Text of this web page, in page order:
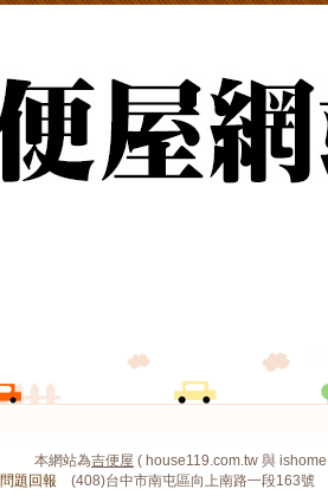
本網站為吉便屋 ( house119.com.tw 與
問題回報 (408)台中市南屯區向上南路一段163